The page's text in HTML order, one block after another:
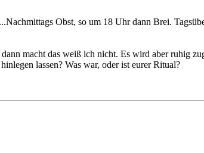
Obst, so um 18 Uhr dann Brei.
macht das weiß ich nicht. Es wird aber ruhig
lassen? Was war, oder ist eurer Ritual?